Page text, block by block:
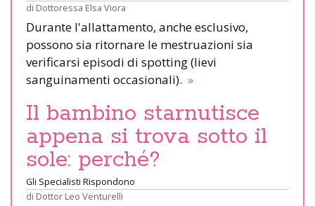
di Dottoressa Elsa Viora
Durante l'allattamento, anche esclusivo,
possono sia ritornare le mestruazioni sia
verificarsi episodi di spotting (lievi
sanguinamenti occasionali). »
Il bambino starnutisce
appena si trova sotto il
sole: perché?
Gli Specialisti Rispondono
di Dottor Leo Venturelli